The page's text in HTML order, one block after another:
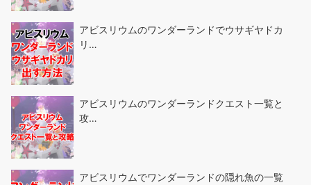
アビスリウムのワンダーランドでウサギヤドカ
リ…
アビスリウムのワンダーランドクエスト一覧と
攻…
アビスリウムでワンダーランドの隠れ魚の一覧